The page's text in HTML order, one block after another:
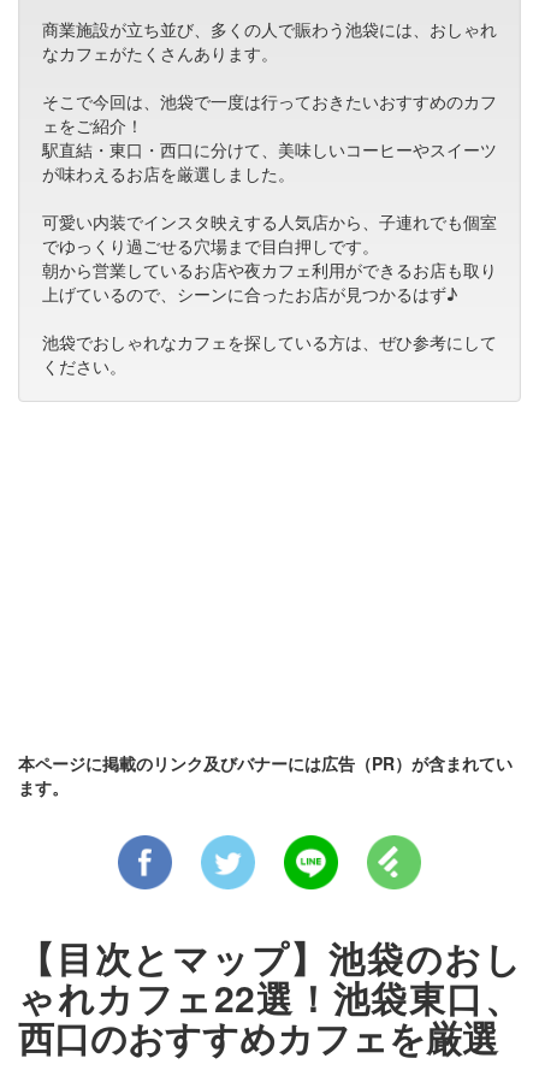
商業施設が立ち並び、多くの人で賑わう池袋には、おしゃれ
なカフェがたくさんあります。
そこで今回は、池袋で一度は行っておきたいおすすめのカフ
ェをご紹介！
駅直結・東口・西口に分けて、美味しいコーヒーやスイーツ
が味わえるお店を厳選しました。
可愛い内装でインスタ映えする人気店から、子連れでも個室
でゆっくり過ごせる穴場まで目白押しです。
朝から営業しているお店や夜カフェ利用ができるお店も取り
上げているので、シーンに合ったお店が見つかるはず♪
池袋でおしゃれなカフェを探している方は、ぜひ参考にして
ください。
本ページに掲載のリンク及びバナーには広告（PR）が含まれてい
ます。
【目次とマップ】池袋のおし
ゃれカフェ22選！池袋東口、
西口のおすすめカフェを厳選